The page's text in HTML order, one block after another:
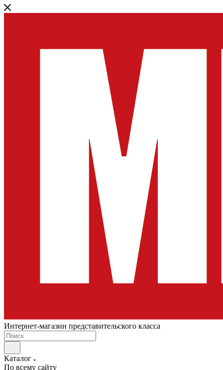
Интернет-магазин представительского класса
Каталог
По всему сайту